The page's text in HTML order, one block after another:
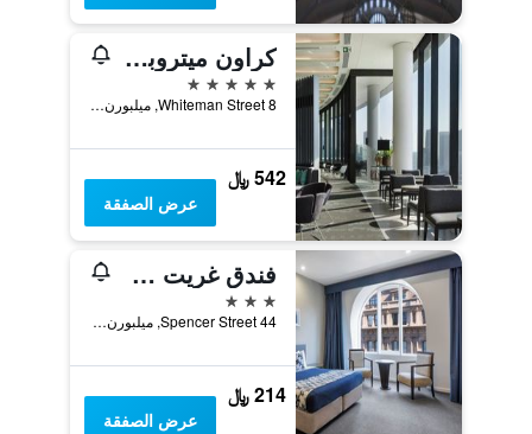
كراون ميتروبول ملبورن
5 نجوم
8 Whiteman Street, ميلبورن, VIC, أستراليا
542 ﷼
عرض الصفقة
فندق غريت ساوثيرن ملبورن
3 نجوم
44 Spencer Street, ميلبورن, VIC, أستراليا
214 ﷼
عرض الصفقة